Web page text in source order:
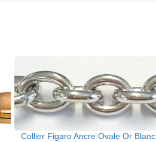
Collier Figaro Ancre Ovale Or Blanc